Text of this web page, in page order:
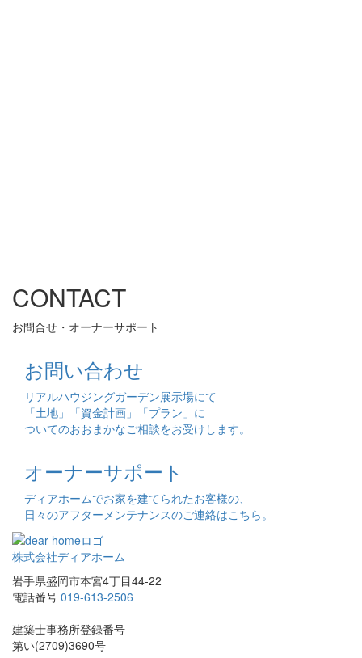
CONTACT
お問合せ・オーナーサポート
お問い合わせ
リアルハウジングガーデン展示場にて
「土地」「資金計画」「プラン」に
ついてのおおまかなご相談をお受けします。
オーナーサポート
ディアホームでお家を建てられたお客様の、
日々のアフターメンテナンスのご連絡はこちら。
株式会社ディアホーム
岩手県盛岡市本宮4丁目44-22
電話番号 019-613-2506
建築士事務所登録番号
第い(2709)3690号